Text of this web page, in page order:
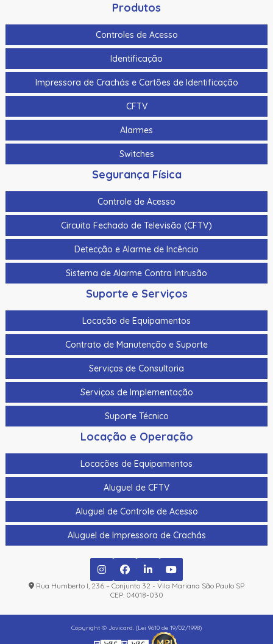
Produtos
Controles de Acesso
Identificação
Impressora de Crachás e Cartões de Identificação
CFTV
Alarmes
Switches
Segurança Física
Controle de Acesso
Circuito Fechado de Televisão (CFTV)
Detecção e Alarme de Incêncio
Sistema de Alarme Contra Intrusão
Suporte e Serviços
Locação de Equipamentos
Contrato de Manutenção e Suporte
Serviços de Consultoria
Serviços de Implementação
Suporte Técnico
Locação e Operação
Locações de Equipamentos
Aluguel de CFTV
Aluguel de Controle de Acesso
Aluguel de Impressora de Crachás
Rua Humberto I, 236 – Conjunto 32 - Vila Mariana São Paulo SP
CEP: 04018-030
Copyright © Jovicard. (Lei 9610 de 19/02/1998)